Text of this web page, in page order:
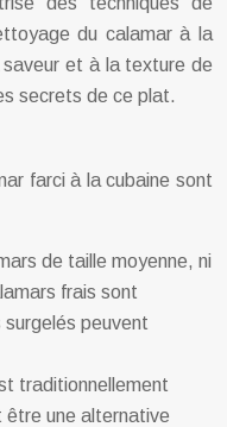
du calamar à la
et à la texture de
secrets de ce plat.
farci à la cubaine sont
de taille moyenne, ni
frais sont
peuvent
traditionnellement
être une alternative